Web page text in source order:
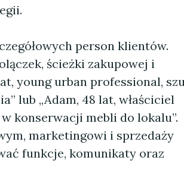
person klientów.
ścieżki zakupowej i
young urban professional,
lub „Adam, 48 lat, właściciel
konserwacji mebli do lokalu”.
marketingowi i sprzedaży
funkcje, komunikaty oraz